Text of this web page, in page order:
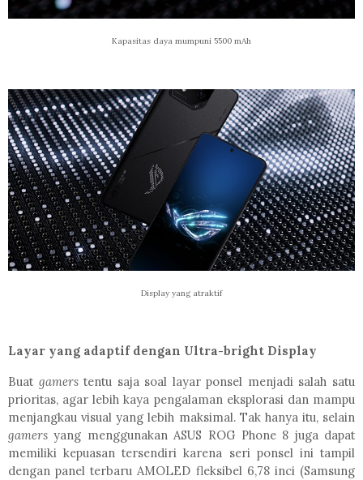
Kapasitas daya mumpuni 5500 mAh
Display yang atraktif
Layar yang adaptif dengan Ultra-bright Display
Buat gamerstentu saja soal layar ponsel menjadi salah satu
prioritas, agar lebih kaya pengalaman eksplorasi dan mampu
menjangkau visual yang lebih maksimal. Tak hanya itu, selain
gamersyang menggunakan ASUS ROG Phone 8 juga dapat
memiliki kepuasan tersendiri karena seri ponsel ini tampil
dengan panel terbaru AMOLED fleksibel 6,78 inci (Samsung